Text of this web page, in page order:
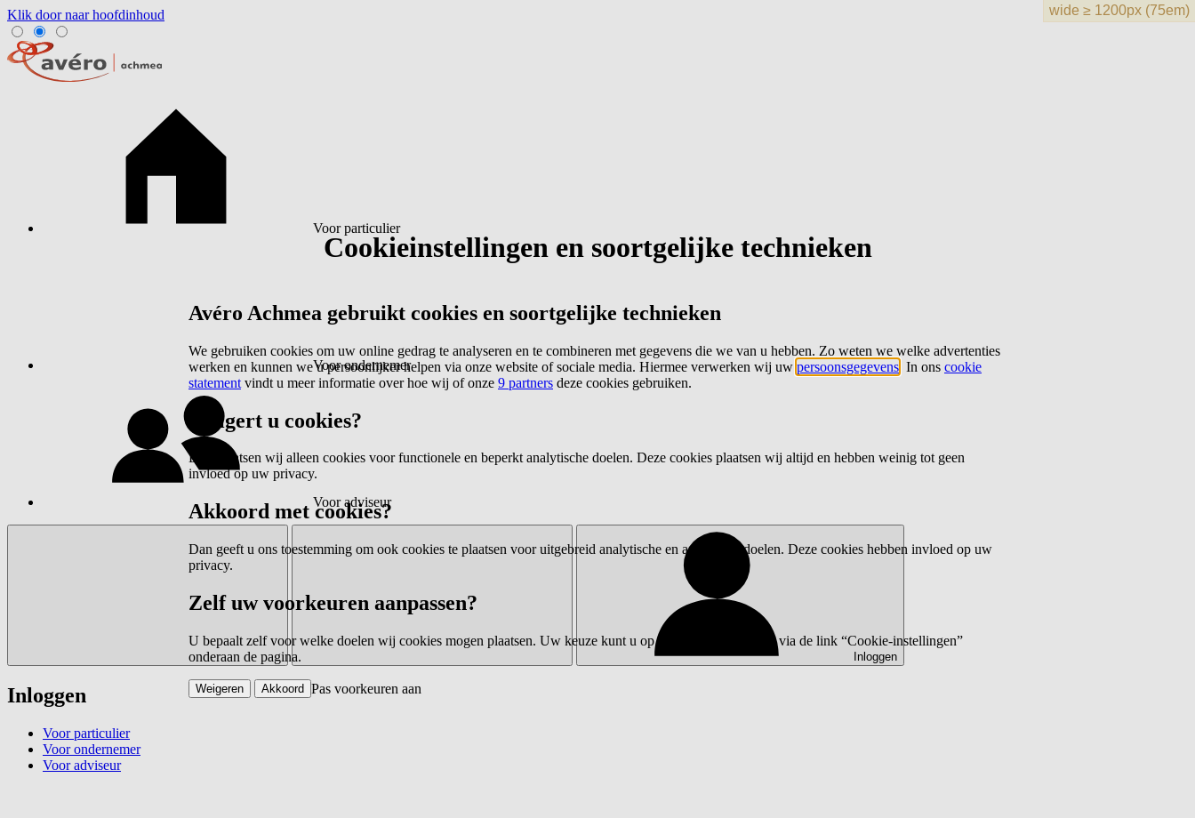
Klik door naar hoofdinhoud
Voor particulier
Voor ondernemer
Voor adviseur
Inloggen
Inloggen
Voor particulier
Voor ondernemer
Voor adviseur
Cookieinstellingen en soortgelijke technieken
Avéro Achmea gebruikt cookies en soortgelijke technieken
We gebruiken cookies om uw online gedrag te analyseren en te combineren met gegevens die we van u hebben. Zo weten we welke advertenties
werken en kunnen we u persoonlijker helpen via onze website of sociale media. Hiermee verwerken wij uw persoonsgegevens . In ons cookie
statement vindt u meer informatie over hoe wij of onze 9 partners deze cookies gebruiken.
Weigert u cookies?
Dan plaatsen wij alleen cookies voor functionele en beperkt analytische doelen. Deze cookies plaatsen wij altijd en hebben weinig tot geen
invloed op uw privacy.
Akkoord met cookies?
Dan geeft u ons toestemming om ook cookies te plaatsen voor uitgebreid analytische en advertentiedoelen. Deze cookies hebben invloed op uw
privacy.
Zelf uw voorkeuren aanpassen?
U bepaalt zelf voor welke doelen wij cookies mogen plaatsen. Uw keuze kunt u op elk moment wijzigen via de link “Cookie-instellingen”
onderaan de pagina.
Pas voorkeuren aan
Weigeren Akkoord